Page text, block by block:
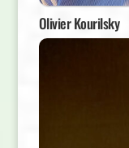
Olivier Kourilsky